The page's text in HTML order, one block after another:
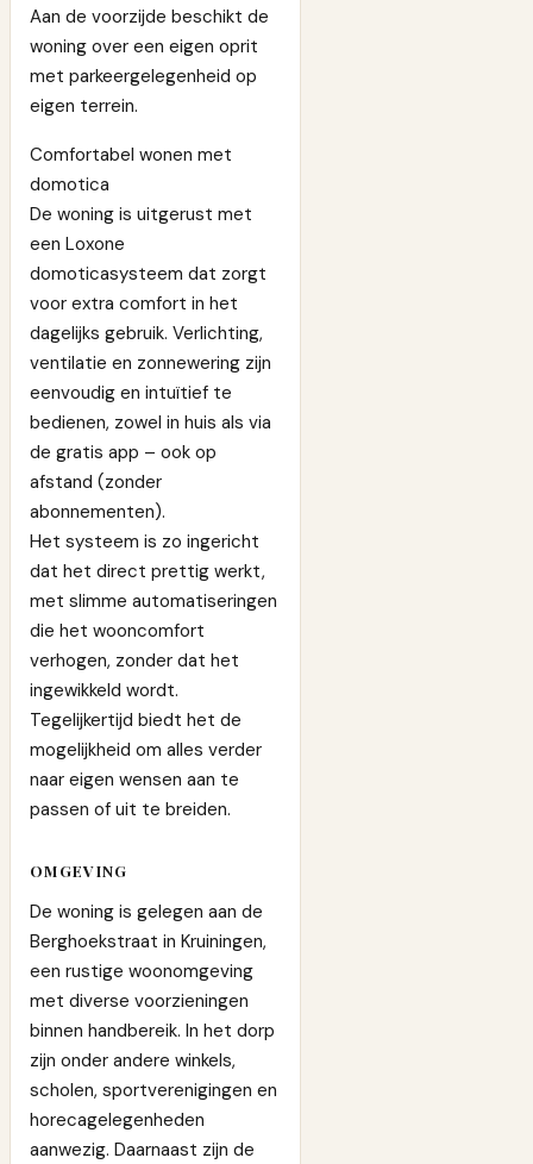
Aan de voorzijde beschikt de
woning over een eigen oprit
met parkeergelegenheid op
eigen terrein.
Comfortabel wonen met
domotica
De woning is uitgerust met
een Loxone
domoticasysteem dat zorgt
voor extra comfort in het
dagelijks gebruik. Verlichting,
ventilatie en zonnewering zijn
eenvoudig en intuïtief te
bedienen, zowel in huis als via
de gratis app – ook op
afstand (zonder
abonnementen).
Het systeem is zo ingericht
dat het direct prettig werkt,
met slimme automatiseringen
die het wooncomfort
verhogen, zonder dat het
ingewikkeld wordt.
Tegelijkertijd biedt het de
mogelijkheid om alles verder
naar eigen wensen aan te
passen of uit te breiden.
OMGEVING
De woning is gelegen aan de
Berghoekstraat in Kruiningen,
een rustige woonomgeving
met diverse voorzieningen
binnen handbereik. In het dorp
zijn onder andere winkels,
scholen, sportverenigingen en
horecagelegenheden
aanwezig. Daarnaast zijn de